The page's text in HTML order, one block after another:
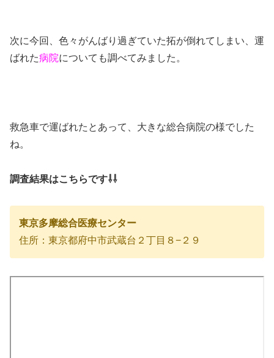
次に今回、色々がんばり過ぎていた拓が倒れてしまい、運
ばれた病院についても調べてみました。
救急車で運ばれたとあって、大きな総合病院の様でした
ね。
調査結果はこちらです⇩⇩
東京多摩総合医療センター
住所：東京都府中市武蔵台２丁目８−２９